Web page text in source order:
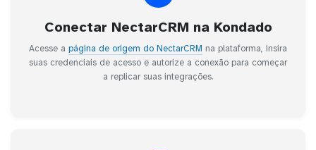
Conectar NectarCRM na Kondado
Acesse a página de origem do NectarCRM na plataforma, insira
suas credenciais de acesso e autorize a conexão para começar
a replicar suas integrações.